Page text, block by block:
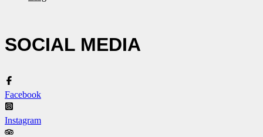
SOCIAL MEDIA
Facebook
Instagram